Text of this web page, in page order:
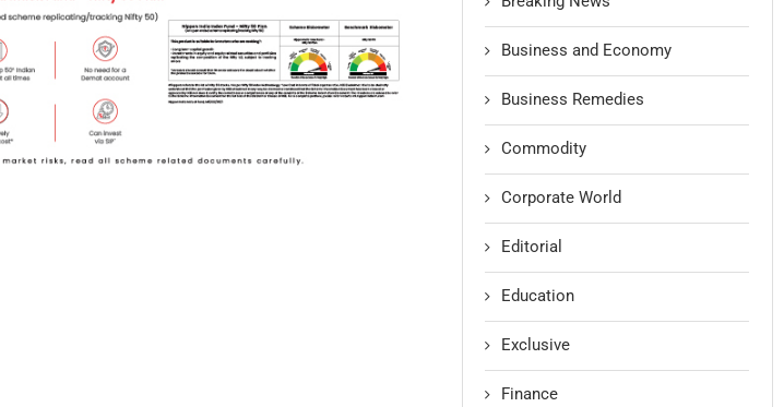
Business and Economy
Business Remedies
Commodity
Corporate World
Editorial
Education
Exclusive
Finance